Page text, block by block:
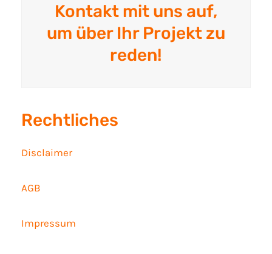
Kontakt mit uns auf,
um über Ihr Projekt zu
reden!
Rechtliches
Disclaimer
AGB
Impressum